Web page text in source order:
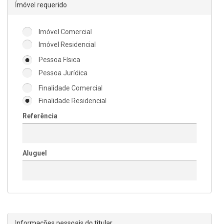
Ímóvel requerido
Imóvel Comercial
Imóvel Residencial
Pessoa Física
Pessoa Jurídica
Finalidade Comercial
Finalidade Residencial
Referência
Aluguel